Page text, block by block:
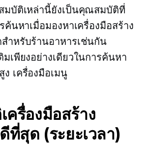
บัติเหล่านี้ยังเป็นคุณสมบัติที่
ค้นหาเมื่อมองหาเครื่องมือสร้าง
ำหรับร้านอาหารเช่นกัน
เพียงอย่างเดียวในการค้นหา
ง เครื่องมือเมนู
รื่องมือสร้าง
ที่สุด (ระยะเวลา)